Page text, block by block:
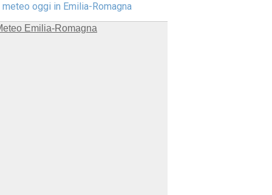
meteo oggi in Emilia-Romagna